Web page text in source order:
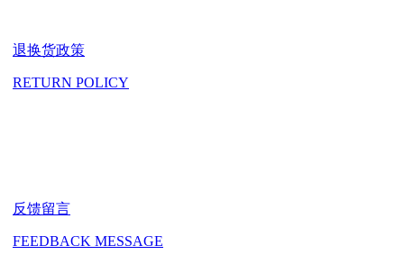
退换货政策
RETURN POLICY
反馈留言
FEEDBACK MESSAGE